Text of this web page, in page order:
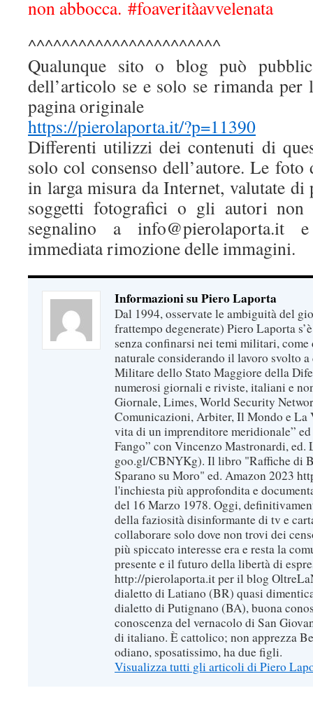
non abbocca. #foaveritàavvelenata
^^^^^^^^^^^^^^^^^^^^^^^
Qualunque sito o blog può
dell’articolo se e solo se rimanda per
pagina originale
https://pierolaporta.it/?p=11390
Differenti utilizzi dei contenuti di
solo col consenso dell’autore. Le
in larga misura da Internet, valutate
soggetti fotografici o gli autori non
segnalino a info@pierolaporta.it
immediata rimozione delle immagini.
Informazioni su Piero Laporta
Dal 1994, osservate le ambiguità del
frattempo degenerate) Piero Laporta
senza confinarsi nei temi militari, come
naturale considerando il lavoro svolto
Militare dello Stato Maggiore della
numerosi giornali e riviste, italiani e
Giornale, Limes, World Security
Comunicazioni, Arbiter, Il Mondo e La
vita di un imprenditore meridionale”
Fango” con Vincenzo Mastronardi,
goo.gl/CBNYKg). Il libro "Raffiche di
Sparano su Moro" ed. Amazon 2023
l'inchiesta più approfondita e
del 16 Marzo 1978. Oggi,
della faziosità disinformante di tv e
collaborare solo dove non trovi dei
più spiccato interesse era e resta la
presente e il futuro della libertà di
http://pierolaporta.it per il blog
dialetto di Latiano (BR) quasi
dialetto di Putignano (BA), buona
conoscenza del vernacolo di San
di italiano. È cattolico; non apprezza
odiano, sposatissimo, ha due figli.
Visualizza tutti gli articoli di Piero